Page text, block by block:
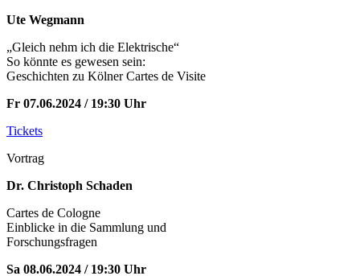
Ute Wegmann
„Gleich nehm ich die Elektrische“
So könnte es gewesen sein:
Geschichten zu Kölner Cartes de Visite
Fr 07.06.2024 / 19:30 Uhr
Tickets
Vortrag
Dr. Christoph Schaden
Cartes de Cologne
Einblicke in die Sammlung und
Forschungsfragen
Sa 08.06.2024 / 19:30 Uhr